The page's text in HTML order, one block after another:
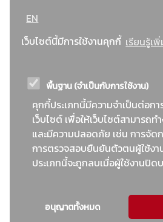
EN
เว็บไซต์นี้มีการใช้งานคุกกี้ เรียนรู้เ
พื้นฐาน (จำเป็นกับการใช้งาน)
คุกกี้ประเภทนี้มีความจำเป็นต่อกา
เว็บไซต์ เพื่อให้เว็บไซต์สามารถท
และมีความปลอดภัย เช่น การจัด
การตรวจสอบยืนยันตัวตนผู้ใช้ง
ประเภทนี้จะถูกลบเมื่อผู้ใช้งานปิด
อนุญาตทั้งหมด
..ยอดนิยม..
: วิธีเฉพาะเจาะจง
ข่าวสาร/ประกาศ
: เอกสารส่งเสริมความโปร่งใสในการจัดซื้อจัดจ้
ข่าวสารจัดซื้อจัดจ้าง
: แผนการจัดซื้อจัดจ้าง